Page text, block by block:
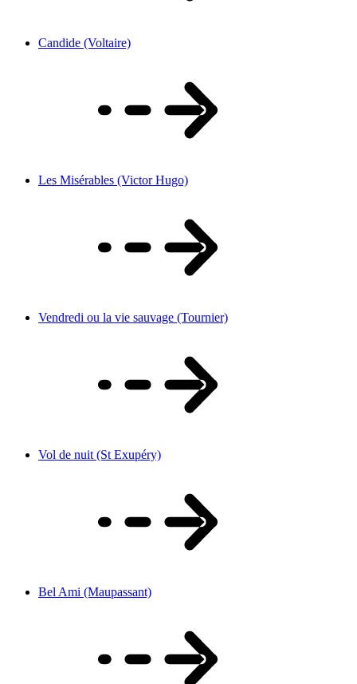
Candide (Voltaire)
Les Misérables (Victor Hugo)
Vendredi ou la vie sauvage (Tournier)
Vol de nuit (St Exupéry)
Bel Ami (Maupassant)